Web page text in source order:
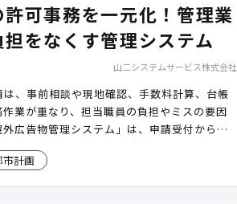
マニュアル共有により、現場判断の速度と
います。
可事務を一元化！管理業
をなくす管理システム
山二システムサービス株式会社
、事前相談や現地確認、手数料計算、台帳
業が重なり、担当職員の負担やミスの要因
広告物管理システム」は、申請受付から許
知発行までを一元化し、庁内での情報共有も
時間の削減により管理の煩雑さを防ぎ、違
市計画